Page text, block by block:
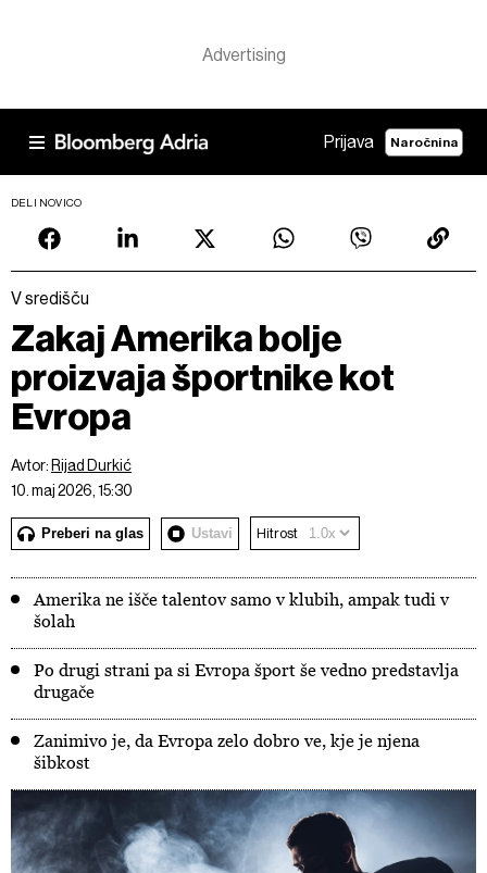
Prijava Naročnina
DELI NOVICO
V središču
Zakaj Amerika bolje
proizvaja športnike kot
Evropa
Avtor: Rijad Durkić
10. maj 2026, 15:30
Preberi na glas Ustavi Hitrost
Amerika ne išče talentov samo v klubih, ampak tudi v
šolah
Po drugi strani pa si Evropa šport še vedno predstavlja
drugače
Zanimivo je, da Evropa zelo dobro ve, kje je njena
šibkost